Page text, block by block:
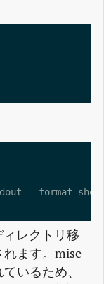
--format
レクトリ移
ます。mise
いるため、